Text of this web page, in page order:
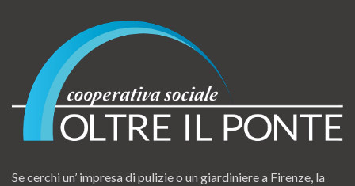
Se cerchi un’ impresa di pulizie o un giardiniere a Firenze, la